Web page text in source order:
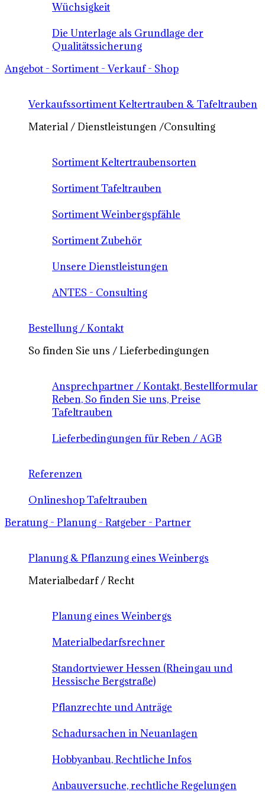
Wüchsigkeit
Die Unterlage als Grundlage der
Qualitätssicherung
Angebot - Sortiment - Verkauf - Shop
Verkaufssortiment Keltertrauben & Tafeltrauben
Material / Dienstleistungen /Consulting
Sortiment Keltertraubensorten
Sortiment Tafeltrauben
Sortiment Weinbergspfähle
Sortiment Zubehör
Unsere Dienstleistungen
ANTES - Consulting
Bestellung / Kontakt
So finden Sie uns / Lieferbedingungen
Ansprechpartner / Kontakt, Bestellformular
Reben, So finden Sie uns, Preise
Tafeltrauben
Lieferbedingungen für Reben / AGB
Referenzen
Onlineshop Tafeltrauben
Beratung - Planung - Ratgeber - Partner
Planung & Pflanzung eines Weinbergs
Materialbedarf / Recht
Planung eines Weinbergs
Materialbedarfsrechner
Standortviewer Hessen (Rheingau und
Hessische Bergstraße)
Pflanzrechte und Anträge
Schadursachen in Neuanlagen
Hobbyanbau, Rechtliche Infos
Anbauversuche, rechtliche Regelungen